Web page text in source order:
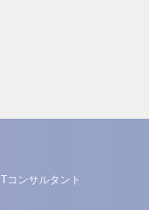
ITコンサルタント